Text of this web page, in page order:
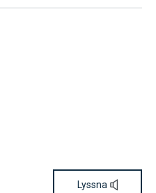
Lyssna